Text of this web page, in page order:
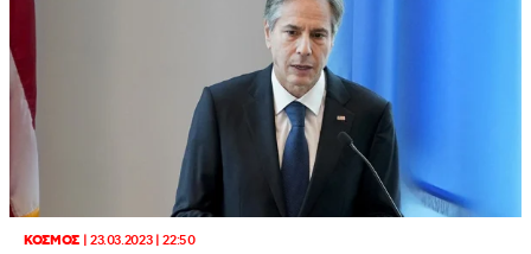
ΚΟΣΜΟΣ| 23.03.2023 | 22:50